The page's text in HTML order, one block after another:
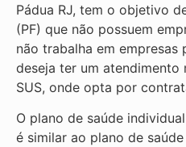
Pádua RJ, tem o objetivo
(PF) que não possuem
não trabalha em empresas
deseja ter um atendimento
SUS, onde opta por
O plano de saúde
é similar ao plano de